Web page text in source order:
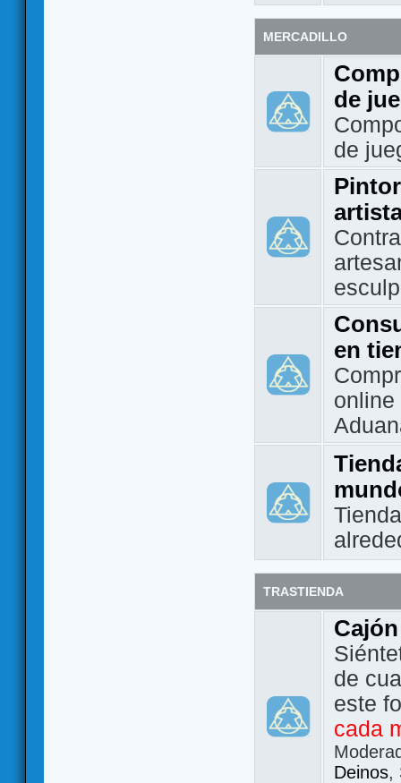
MERCADILLO
de
de
en
TRASTIENDA
de
este
cada
Deinos,